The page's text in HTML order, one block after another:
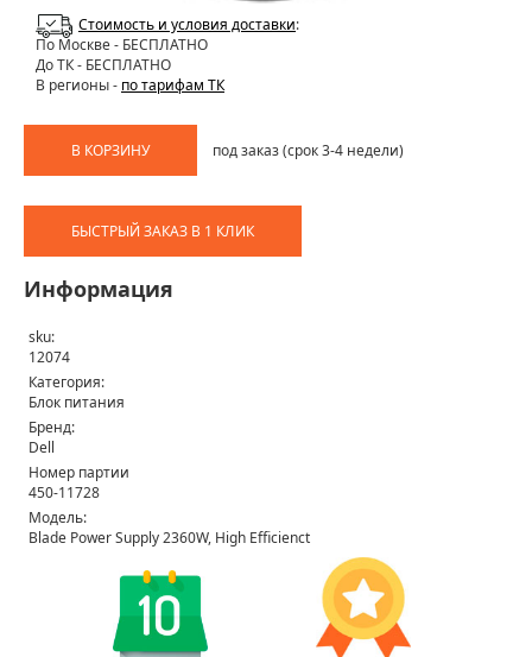
Стоимость и условия доставки:
По Москве- БЕСПЛАТНО
До ТК - БЕСПЛАТНО
В регионы - по тарифам ТК
В КОРЗИНУ под заказ (срок 3-4 недели)
БЫСТРЫЙ ЗАКАЗ В 1 КЛИК
Информация
sku:
12074
Категория:
Блок питания
Бренд:
Dell
Номер партии
450-11728
Модель:
Blade Power Supply 2360W, High Efficienct